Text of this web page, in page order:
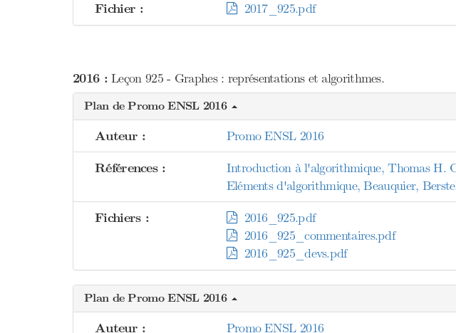
Fichier : 2017_925.pdf
2016 :Leçon 925 - Graphes : représentations et algorithmes.
Plan de Promo ENSL 2016
Auteur : Promo ENSL 2016
Références :
Introduction à l'algorithmique, Thomas H.
Eléments d'algorithmique, Beauquier,
Fichiers :
2016_925.pdf
2016_925_commentaires.pdf
2016_925_devs.pdf
Plan de Promo ENSL 2016
Auteur : Promo ENSL 2016